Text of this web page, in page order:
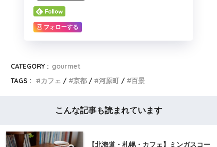
フォローする
CATEGORY : gourmet
TAGS :
カフェ 京都 河原町 百景
こんな記事も読まれています
【北海道・札幌・カフェ】ミンガスコー